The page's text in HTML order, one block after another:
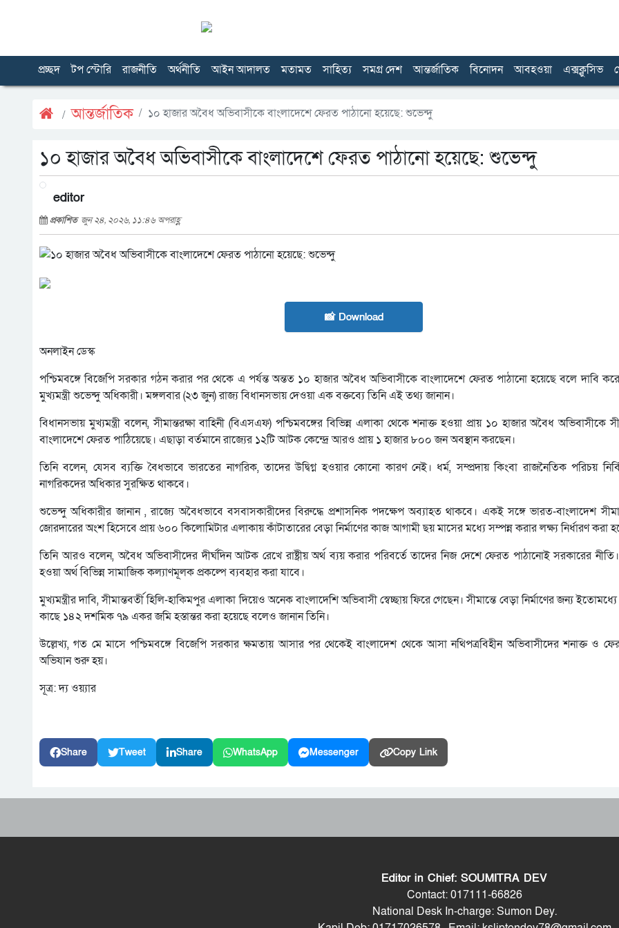
প্রচ্ছদ টপ স্টোরি রাজনীতি অর্থনীতি আইন আদালত মতামত সাহিত্য সমগ্র দেশ আন্তর্জাতিক বিনোদন আবহওয়া এক্সক্লুসিভ
আন্তর্জাতিক ১০ হাজার অবৈধ অভিবাসীকে বাংলাদেশে ফেরত পাঠানো হয়েছে: শুভেন্দু
১০ হাজার অবৈধ অভিবাসীকে বাংলাদেশে ফেরত পাঠানো হয়েছে: শুভেন্দু
editor
প্রকাশিত জুন ২৪, ২০২৬, ১১:৪৬ অপরাহ্ণ
📸 Download
অনলাইন ডেস্ক
পশ্চিমবঙ্গে বিজেপি সরকার গঠন করার পর থেকে এ পর্যন্ত অন্তত ১০ হাজার অবৈধ অভিবাসীকে বাংলাদেশে ফেরত পাঠানো হয়েছে বলে দাবি
মুখ্যমন্ত্রী শুভেন্দু অধিকারী। মঙ্গলবার (২৩ জুন) রাজ্য বিধানসভায় দেওয়া এক বক্তব্যে তিনি এই তথ্য জানান।
বিধানসভায় মুখ্যমন্ত্রী বলেন, সীমান্তরক্ষা বাহিনী (বিএসএফ) পশ্চিমবঙ্গের বিভিন্ন এলাকা থেকে শনাক্ত হওয়া প্রায় ১০ হাজার অবৈধ অভিবাসীকে
বাংলাদেশে ফেরত পাঠিয়েছে। এছাড়া বর্তমানে রাজ্যের ১২টি আটক কেন্দ্রে আরও প্রায় ১ হাজার ৮০০ জন অবস্থান করছেন।
তিনি বলেন, যেসব ব্যক্তি বৈধভাবে ভারতের নাগরিক, তাদের উদ্বিগ্ন হওয়ার কোনো কারণ নেই। ধর্ম, সম্প্রদায় কিংবা রাজনৈতিক পরিচয়
নাগরিকদের অধিকার সুরক্ষিত থাকবে।
শুভেন্দু অধিকারীর জানান , রাজ্যে অবৈধভাবে বসবাসকারীদের বিরুদ্ধে প্রশাসনিক পদক্ষেপ অব্যাহত থাকবে। একই সঙ্গে ভারত-বাংলাদেশ
জোরদারের অংশ হিসেবে প্রায় ৬০০ কিলোমিটার এলাকায় কাঁটাতারের বেড়া নির্মাণের কাজ আগামী ছয় মাসের মধ্যে সম্পন্ন করার লক্ষ্য নির্ধারণ করা
তিনি আরও বলেন, অবৈধ অভিবাসীদের দীর্ঘদিন আটক রেখে রাষ্ট্রীয় অর্থ ব্যয় করার পরিবর্তে তাদের নিজ দেশে ফেরত পাঠানোই সরকারের
হওয়া অর্থ বিভিন্ন সামাজিক কল্যাণমূলক প্রকল্পে ব্যবহার করা যাবে।
মুখ্যমন্ত্রীর দাবি, সীমান্তবর্তী হিলি-হাকিমপুর এলাকা দিয়েও অনেক বাংলাদেশি অভিবাসী স্বেচ্ছায় ফিরে গেছেন। সীমান্তে বেড়া নির্মাণের জন্য
কাছে ১৪২ দশমিক ৭৯ একর জমি হস্তান্তর করা হয়েছে বলেও জানান তিনি।
উল্লেখ্য, গত মে মাসে পশ্চিমবঙ্গে বিজেপি সরকার ক্ষমতায় আসার পর থেকেই বাংলাদেশ থেকে আসা নথিপত্রবিহীন অভিবাসীদের শনাক্ত ও
অভিযান শুরু হয়।
সূত্র: দ্য ওয়্যার
Share Tweet Share WhatsApp Messenger Copy Link
Editor in Chief: SOUMITRA DEV
Contact: 017111-66826
National Desk In-charge: Sumon Dey.